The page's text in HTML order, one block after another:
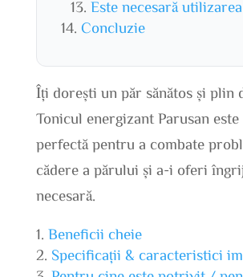
Este necesară
Concluzie
Îți dorești un păr sănătos și plin
Tonicul energizant Parusan este
perfectă pentru a combate
cădere a părului și a-i oferi
necesară.
Beneficii cheie
Specificații & caracteristici